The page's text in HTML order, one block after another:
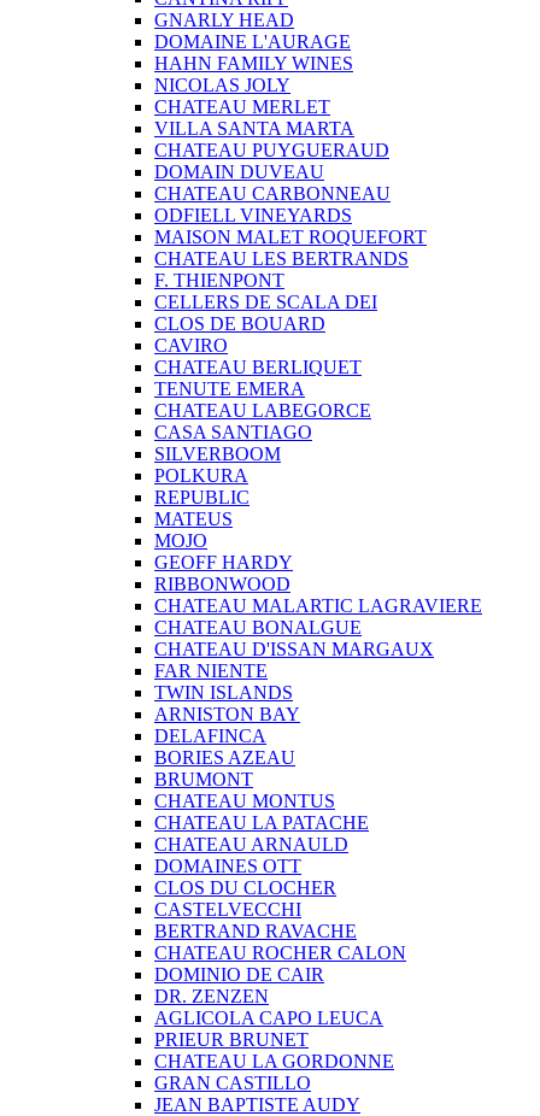
GNARLY HEAD
DOMAINE L'AURAGE
HAHN FAMILY WINES
NICOLAS JOLY
CHATEAU MERLET
VILLA SANTA MARTA
CHATEAU PUYGUERAUD
DOMAIN DUVEAU
CHATEAU CARBONNEAU
ODFIELL VINEYARDS
MAISON MALET ROQUEFORT
CHATEAU LES BERTRANDS
F. THIENPONT
CELLERS DE SCALA DEI
CLOS DE BOUARD
CAVIRO
CHATEAU BERLIQUET
TENUTE EMERA
CHATEAU LABEGORCE
CASA SANTIAGO
SILVERBOOM
POLKURA
REPUBLIC
MATEUS
MOJO
GEOFF HARDY
RIBBONWOOD
CHATEAU MALARTIC LAGRAVIERE
CHATEAU BONALGUE
CHATEAU D'ISSAN MARGAUX
FAR NIENTE
TWIN ISLANDS
ARNISTON BAY
DELAFINCA
BORIES AZEAU
BRUMONT
CHATEAU MONTUS
CHATEAU LA PATACHE
CHATEAU ARNAULD
DOMAINES OTT
CLOS DU CLOCHER
CASTELVECCHI
BERTRAND RAVACHE
CHATEAU ROCHER CALON
DOMINIO DE CAIR
DR. ZENZEN
AGLICOLA CAPO LEUCA
PRIEUR BRUNET
CHATEAU LA GORDONNE
GRAN CASTILLO
JEAN BAPTISTE AUDY